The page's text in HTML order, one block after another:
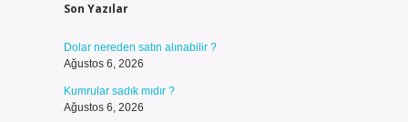
Son Yazılar
Dolar nereden satın alınabilir ?
Ağustos 6, 2026
Kumrular sadık mıdır ?
Ağustos 6, 2026